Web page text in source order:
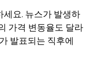
요. 뉴스가 발생하
가격 변동율도 달라
발표되는 직후에